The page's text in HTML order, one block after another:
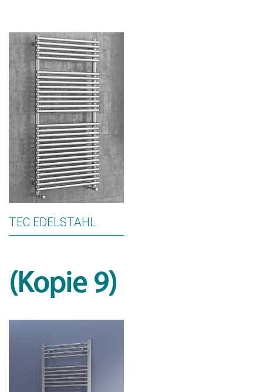
TEC EDELSTAHL
(Kopie 9)